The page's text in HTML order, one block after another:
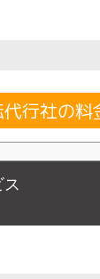
行社の料